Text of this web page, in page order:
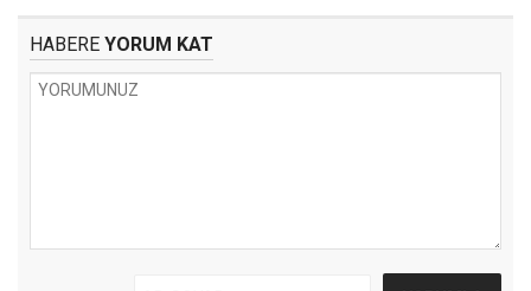
HABERE YORUM KAT